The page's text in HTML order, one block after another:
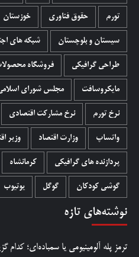
تورم حقوق فناوری خوزستان
سیستان و بلوچستان شبکه های
طراحی گرافیکی فروشگاه
مایکروسافت مجلس شورای
نرخ تورم نرخ مشارکت اقتصادی
واتساپ وزارت اقتصاد وزیر
پردازنده های گرافیکی کرمانشاه
گوشی کودکان گوگل یوتیوب
نوشته‌های تازه
ترمز پله آلومینیومی یا سمباده‌ای؛ کدام